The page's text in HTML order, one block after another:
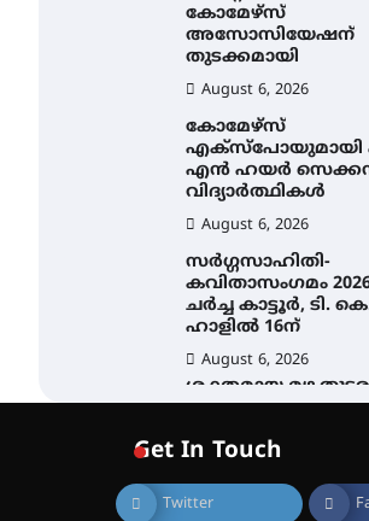
കോമേഴ്‌സ്
അസോസിയേഷന്
തുടക്കമായി
August 6, 2026
കോമേഴ്സ്
എൻ ഹയർ
വിദ്യാർത്ഥികൾ
August 6, 2026
സർഗ്ഗസാഹിതി-
കവിതാസംഗമം
ചർച്ച കാട്ടൂർ, ടി.
ഹാളിൽ 16ന്
August 6, 2026
ശക്തമായ മഴ
തൃശൂർ ജില്ലയിൽ
സ്ഥാപനങ്ങൾക്കും
August 7, 2026
Get In Touch
Twitter